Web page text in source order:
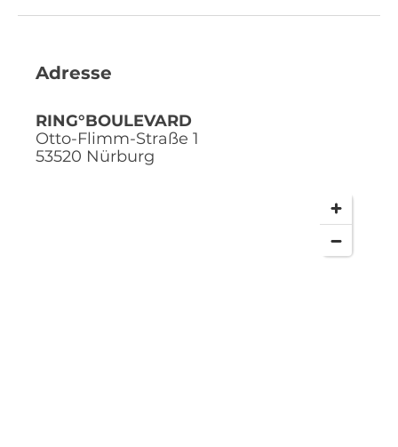
Adresse
RING°BOULEVARD
Otto-Flimm-Straße 1
53520 Nürburg